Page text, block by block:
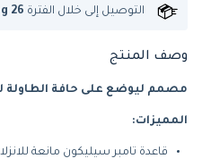
التوصيل إلى خلال الفترة 26
وصف المنتج
مصمم ليوضع على حافة الطاولة
المميزات:
قاعدة تامبر سيليكون مانعة